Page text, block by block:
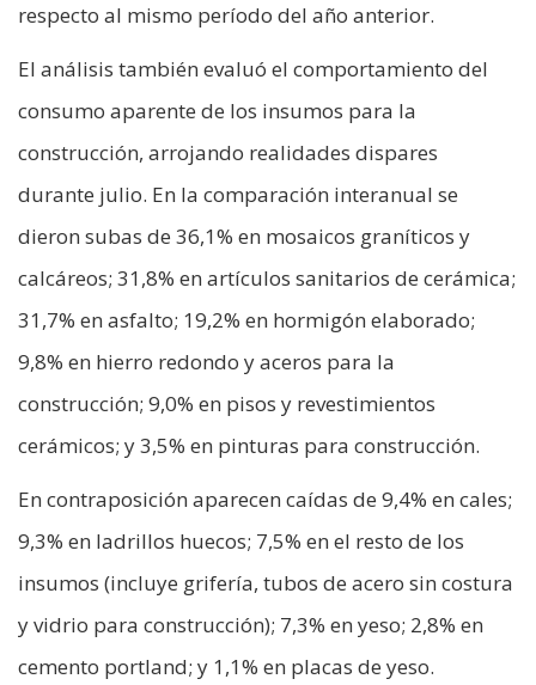
respecto al mismo período del año anterior.
El análisis también evaluó el comportamiento del
consumo aparente de los insumos para la
construcción, arrojando realidades dispares
durante julio. En la comparación interanual se
dieron subas de 36,1% en mosaicos graníticos y
calcáreos; 31,8% en artículos sanitarios de cerámica;
31,7% en asfalto; 19,2% en hormigón elaborado;
9,8% en hierro redondo y aceros para la
construcción; 9,0% en pisos y revestimientos
cerámicos; y 3,5% en pinturas para construcción.
En contraposición aparecen caídas de 9,4% en cales;
9,3% en ladrillos huecos; 7,5% en el resto de los
insumos (incluye grifería, tubos de acero sin costura
y vidrio para construcción); 7,3% en yeso; 2,8% en
cemento portland; y 1,1% en placas de yeso.